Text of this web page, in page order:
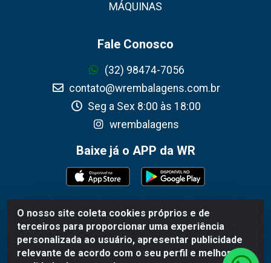
O nosso site coleta cookies próprios e de
terceiros para proporcionar uma experiência
personalizada ao usuário, apresentar publicidade
relevante de acordo com o seu perfil e melhorar a
MÁQUINAS
Fale Conosco
(32) 98474-7056
contato@wrembalagens.com.br
Seg a Sex 8:00 às 18:00
wrembalagens
Baixe já o APP da WR
WR Embalagens - R. Cel. Teodoro Gomes de Araújo,
1360 - Grogotó - Barbacena / MG - CEP 36202-628 -
CNPJ 02.692.206/0001-55